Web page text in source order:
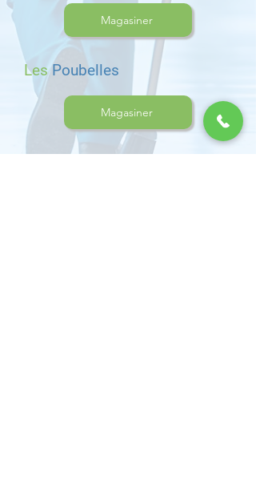
Magasiner
LesPoubelles
Magasiner